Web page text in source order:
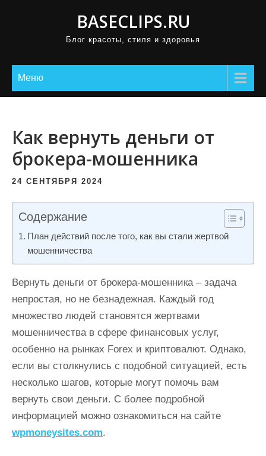
BASECLIPS.RU
Блог красоты, стиля и здоровья
Меню
Как вернуть деньги от
брокера-мошенника
24 СЕНТЯБРЯ 2024
Содержание
План действий после того, как вы стали жертвой
мошенничества
Вернуть деньги от брокера-мошенника – задача
непростая, но не безнадежная. Каждый год
множество людей становятся жертвами
мошенничества в сфере финансовых услуг,
особенно на рынках Forex и криптовалют. Однако,
если вы столкнулись с подобной ситуацией, есть
несколько шагов, которые могут помочь вам
вернуть свои деньги. С более подробной
информацией можно ознакомиться на сайте
wpmoneysites.com.